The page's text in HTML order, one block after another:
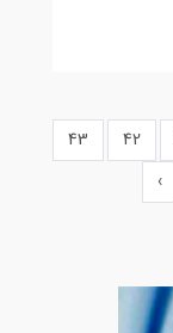
42
43
›